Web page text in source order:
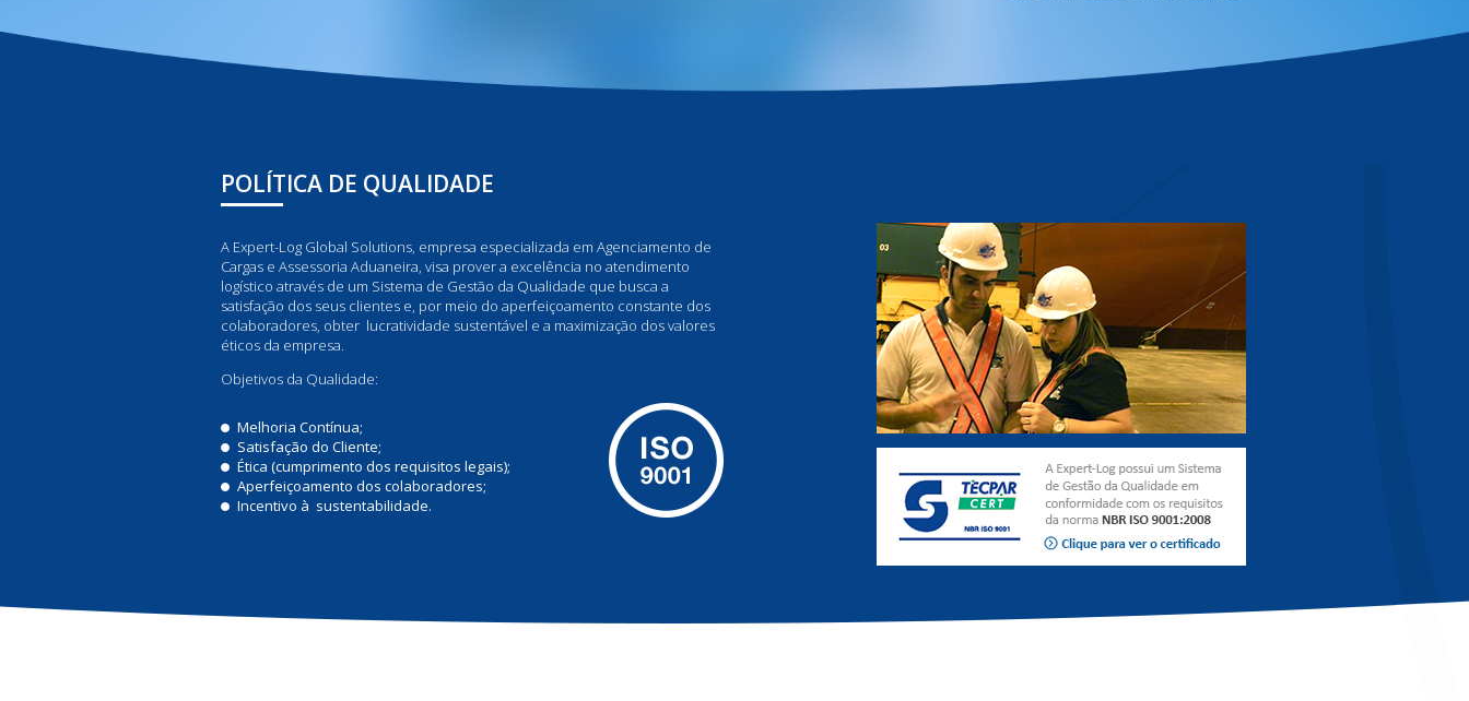
POLÍTICA DE QUALIDADE
A Expert-Log Global Solutions, empresa especializada em Agenciamento de
Cargas e Assessoria Aduaneira, visa prover a excelência no atendimento
logístico através de um Sistema de Gestão da Qualidade que busca a
satisfação dos seus clientes e, por meio do aperfeiçoamento constante dos
colaboradores, obter lucratividade sustentável e a maximização dos valores
éticos da empresa.
Objetivos da Qualidade:
Melhoria Contínua;
Satisfação do Cliente;
Ética (cumprimento dos requisitos legais);
Aperfeiçoamento dos colaboradores;
Incentivo à sustentabilidade.